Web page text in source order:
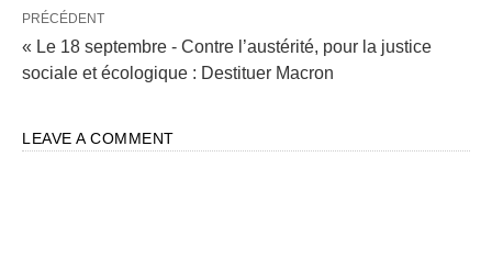
PRÉCÉDENT
« Le 18 septembre - Contre l’austérité, pour la justice
sociale et écologique : Destituer Macron
LEAVE A COMMENT